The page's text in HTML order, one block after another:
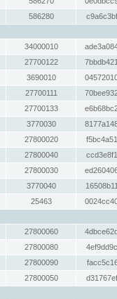
586280
34000010
27700122
3690010
27700111
27700133
3770030
27800020
27800040
27800030
3770040
25463
27800060
27800080
27800090
27800050